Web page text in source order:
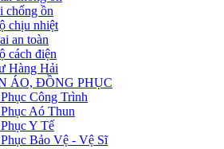
chống ồn
chịu nhiệt
an toàn
cách điện
Hàng Hải
ÁO, ĐỒNG PHỤC
Công Trình
Aó Thun
Y Tế
Bảo Vệ - Vệ Sĩ